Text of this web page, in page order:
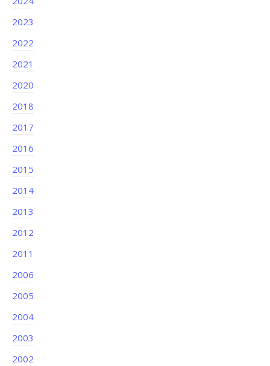
2023
2022
2021
2020
2018
2017
2016
2015
2014
2013
2012
2011
2006
2005
2004
2003
2002